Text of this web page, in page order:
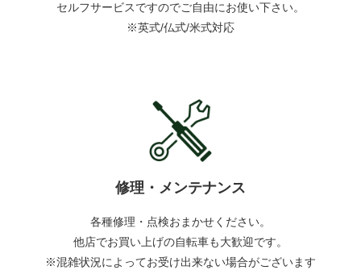
セルフサービスですのでご自由にお使い下さい。
※英式/仏式/米式対応
修理・メンテナンス
各種修理・点検おまかせください。
他店でお買い上げの自転車も大歓迎です。
※混雑状況によってお受け出来ない場合がございます